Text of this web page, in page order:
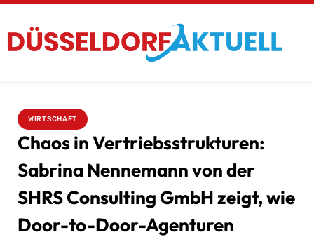
WIRTSCHAFT
Chaos in Vertriebsstrukturen:
Sabrina Nennemann von der
SHRS Consulting GmbH zeigt, wie
Door-to-Door-Agenturen